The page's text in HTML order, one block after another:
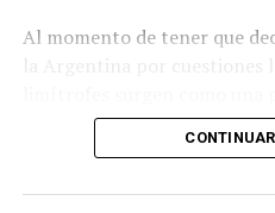
Al momento de tener que
la cercanía geográfica, el
la estabilidad económica y